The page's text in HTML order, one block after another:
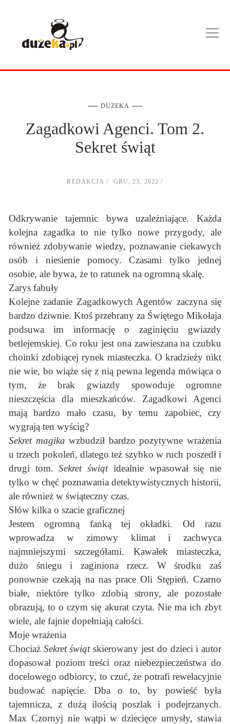
DUZEKA
Zagadkowi Agenci. Tom 2.
Sekret świąt
REDAKCJA GRU, 23, 2022
Odkrywanie tajemnic bywa uzależniające. Każda
kolejna zagadka to nie tylko nowe przygody, ale
również zdobywanie wiedzy, poznawanie ciekawych
osób i niesienie pomocy. Czasami tylko jednej
osobie, ale bywa, że to ratunek na ogromną skalę.
Zarys fabuły
Kolejne zadanie Zagadkowych Agentów zaczyna się
bardzo dziwnie. Ktoś przebrany za Świętego Mikołaja
podsuwa im informację o zaginięciu gwiazdy
betlejemskiej. Co roku jest ona zawieszana na czubku
choinki zdobiącej rynek miasteczka. O kradzieży nikt
nie wie, bo wiąże się z nią pewna legenda mówiąca o
tym, że brak gwiazdy spowoduje ogromne
nieszczęścia dla mieszkańców. Zagadkowi Agenci
mają bardzo mało czasu, by temu zapobiec, czy
wygrają ten wyścig?
Sekret magika wzbudził bardzo pozytywne wrażenia
u trzech pokoleń, dlatego też szybko w ruch poszedł i
drugi tom.Sekret świątidealnie wpasował się nie
tylko w chęć poznawania detektywistycznych historii,
ale również w świąteczny czas.
Słów kilka o szacie graficznej
Jestem ogromną fanką tej okładki. Od razu
wprowadza w zimowy klimat i zachwyca
najmniejszymi szczegółami. Kawałek miasteczka,
dużo śniegu i zaginiona rzecz. W środku zaś
ponownie czekają na nas prace Oli Stępień. Czarno
białe, niektóre tylko zdobią strony, ale pozostałe
obrazują, to o czym się akurat czyta. Nie ma ich zbyt
wiele, ale fajnie dopełniają całości.
Moje wrażenia
Chociaż Sekret świątskierowany jest do dzieci i autor
dopasował poziom treści oraz niebezpieczeństwa do
docelowego odbiorcy, to czuć, że potrafi rewelacyjnie
budować napięcie. Dba o to, by powieść była
tajemnicza, z dużą ilością poszlak i podejrzanych.
Max Czornyj nie wątpi w dziecięce umysły, stawia